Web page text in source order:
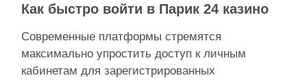
Как быстро войти в Парик 24 казино
Современные платформы стремятся
максимально упростить доступ к личным
кабинетам для зарегистрированных